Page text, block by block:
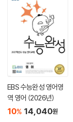
EBS 수능완성 영어영
역 영어 (2026년)
10% 14,040원